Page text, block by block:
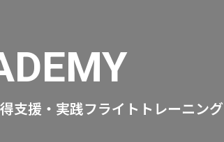
支援・実践フライトトレーニング